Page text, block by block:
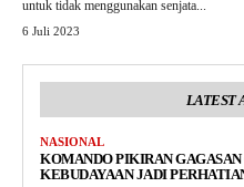
untuk tidak menggunakan senjata...
6 Juli 2023
LATEST
NASIONAL
KOMANDO PIKIRAN
KEBUDAYAAN JADI